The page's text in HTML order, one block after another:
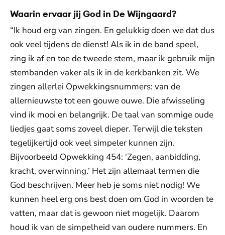
Waarin ervaar jij God in De Wijngaard?
“Ik houd erg van zingen. En gelukkig doen we dat dus
ook veel tijdens de dienst! Als ik in de band speel,
zing ik af en toe de tweede stem, maar ik gebruik mijn
stembanden vaker als ik in de kerkbanken zit. We
zingen allerlei Opwekkingsnummers: van de
allernieuwste tot een gouwe ouwe. Die afwisseling
vind ik mooi en belangrijk. De taal van sommige oude
liedjes gaat soms zoveel dieper. Terwijl die teksten
tegelijkertijd ook veel simpeler kunnen zijn.
Bijvoorbeeld Opwekking 454: ‘Zegen, aanbidding,
kracht, overwinning.’ Het zijn allemaal termen die
God beschrijven. Meer heb je soms niet nodig! We
kunnen heel erg ons best doen om God in woorden te
vatten, maar dat is gewoon niet mogelijk. Daarom
houd ik van de simpelheid van oudere nummers. En